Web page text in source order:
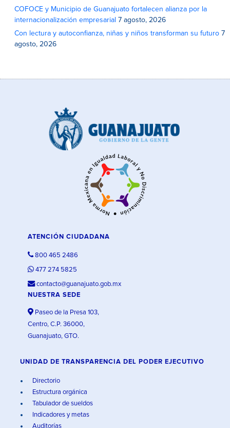
COFOCE y Municipio de Guanajuato fortalecen alianza por la
internacionalización empresarial 7 agosto, 2026
Con lectura y autoconfianza, niñas y niños transforman su futuro 7
agosto, 2026
ATENCIÓN CIUDADANA
800 465 2486
477 274 5825
contacto@guanajuato.gob.mx
NUESTRA SEDE
Paseo de la Presa 103,
Centro, C.P. 36000,
Guanajuato, GTO.
UNIDAD DE TRANSPARENCIA DEL PODER EJECUTIVO
Directorio
Estructura orgánica
Tabulador de sueldos
Indicadores y metas
Auditorías